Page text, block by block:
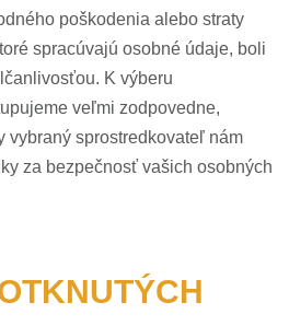
poškodenia alebo straty
spracúvajú osobné údaje, boli
K výberu
veľmi zodpovedne,
vybraný sprostredkovateľ nám
za bezpečnosť vašich osobných